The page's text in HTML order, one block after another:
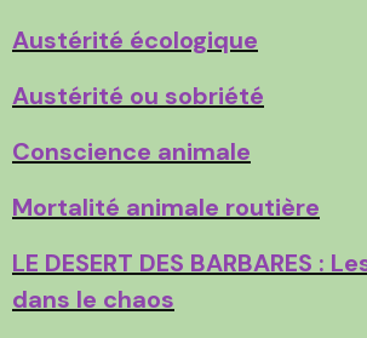
Austérité écologique
Austérité ou sobriété
Conscience animale
Mortalité animale routière
LE DESERT DES BARBARES :
dans le chaos